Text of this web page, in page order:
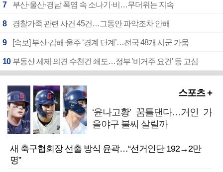
7 부산·울산·경남 폭염 속 소나기·비…무더위는 지속
8 경찰가족 관련 사건 45건…그동안 파악조차 안해
9 [속보] 부산·김해·울주 ‘경계 단계’…전국 48개 시군 가뭄
10 부동산 세제 의견 수천건 쇄도…정부 '비거주 요건' 등 고심
스포츠 +
‘윤나고황’ 꿈틀댄다…거인 가
을야구 불씨 살릴까
새 축구협회장 선출 방식 윤곽…“선거인단 192→2만
명”